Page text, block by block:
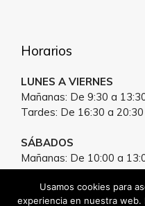
Horarios
LUNES A VIERNES
Mañanas: De 9:30 a
Tardes: De 16:30 a 20:30
SÁBADOS
Mañanas: De 10:00 a
Tardes: Cita previa
Usamos cookies para
experiencia en nuestra web.